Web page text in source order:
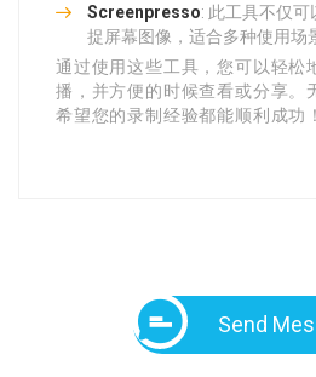
Screenpresso: 此工具不仅
捉屏幕图像，适合多种使用场
通过使用这些工具，您可以轻松
播，并方便的时候查看或分享。
希望您的录制经验都能顺利成功！
Send